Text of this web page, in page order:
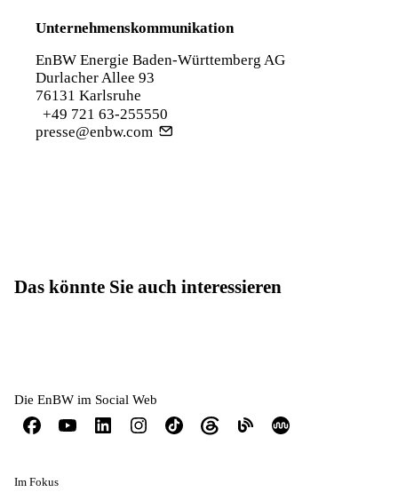
Unternehmenskommunikation
EnBW Energie Baden-Württemberg AG
Durlacher Allee 93
76131 Karlsruhe
+49 721 63-255550
presse@enbw.com
Das könnte Sie auch interessieren
Die EnBW im Social Web
Im Fokus